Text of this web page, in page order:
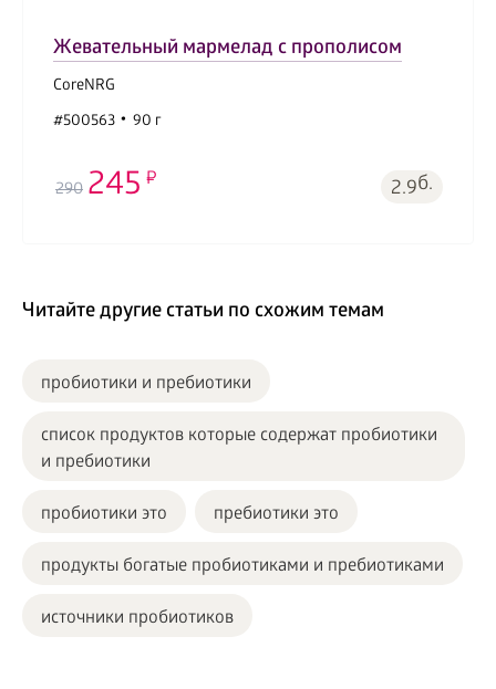
Жевательный мармелад с прополисом
CoreNRG
#500563
90 г
290 245 2.9б.
Читайте другие статьи по схожим темам
пробиотики и пребиотики
список продуктов которые содержат пробиотики
и пребиотики
пробиотики это пребиотики это
продукты богатые пробиотиками и пребиотиками
источники пробиотиков